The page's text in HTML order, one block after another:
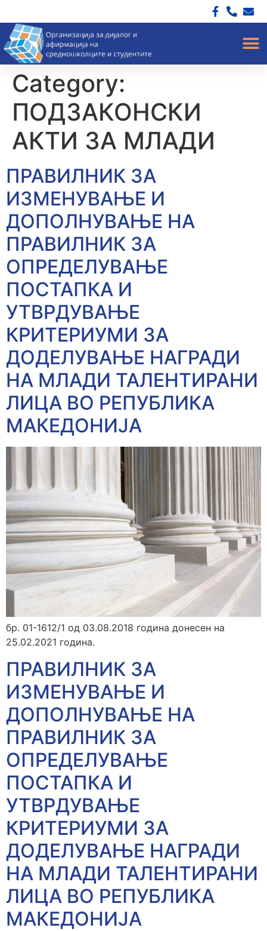
Category:
ПОДЗАКОНСКИ
АКТИ ЗА МЛАДИ
ПРАВИЛНИК ЗА
ИЗМЕНУВАЊЕ И
ДОПОЛНУВАЊЕ НА
ПРАВИЛНИК ЗА
ОПРЕДЕЛУВАЊЕ
ПОСТАПКА И
УТВРДУВАЊЕ
КРИТЕРИУМИ ЗА
ДОДЕЛУВАЊЕ НАГРАДИ
НА МЛАДИ ТАЛЕНТИРАНИ
ЛИЦА ВО РЕПУБЛИКА
МАКЕДОНИЈА
бр. 01-1612/1 од 03.08.2018 година донесен на
25.02.2021 година.
ПРАВИЛНИК ЗА
ИЗМЕНУВАЊЕ И
ДОПОЛНУВАЊЕ НА
ПРАВИЛНИК ЗА
ОПРЕДЕЛУВАЊЕ
ПОСТАПКА И
УТВРДУВАЊЕ
КРИТЕРИУМИ ЗА
ДОДЕЛУВАЊЕ НАГРАДИ
НА МЛАДИ ТАЛЕНТИРАНИ
ЛИЦА ВО РЕПУБЛИКА
МАКЕДОНИЈА